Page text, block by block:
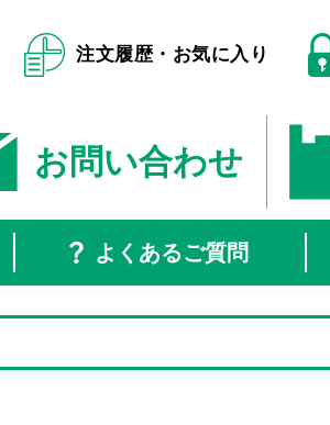
注文履歴・お気に入り
お問い合わせ
よくあるご質問